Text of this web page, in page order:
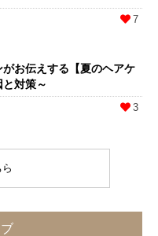
7
お伝えする【夏のヘアケ
対策～
3